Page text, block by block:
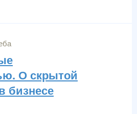
О скрытой
бизнесе